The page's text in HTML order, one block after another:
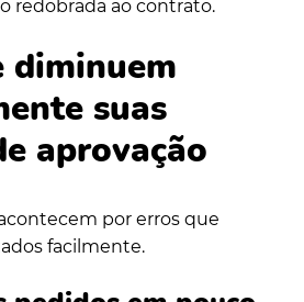
redobrada ao contrato.
diminuem
suas
aprovação
por erros que
facilmente.